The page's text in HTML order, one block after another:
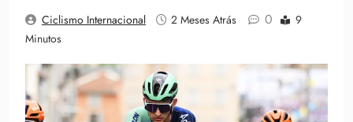
Ciclismo Internacional 2 Meses Atrás 0
9
Minutos